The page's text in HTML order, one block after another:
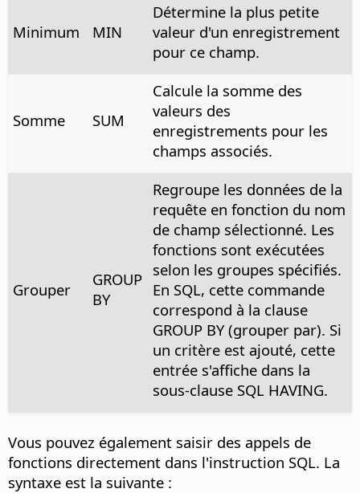
Minimum MIN
Détermine la plus petite
valeur d'un enregistrement
pour ce champ.
Somme SUM
Calcule la somme des
valeurs des
enregistrements pour les
champs associés.
Grouper
GROUP
BY
Regroupe les données de la
requête en fonction du nom
de champ sélectionné. Les
fonctions sont exécutées
selon les groupes spécifiés.
En SQL, cette commande
correspond à la clause
GROUP BY (grouper par). Si
un critère est ajouté, cette
entrée s'affiche dans la
sous-clause SQL HAVING.
Vous pouvez également saisir des appels de
fonctions directement dans l'instruction SQL. La
syntaxe est la suivante :